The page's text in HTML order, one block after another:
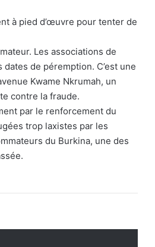
à pied d’œuvre pour tenter de
Les associations de
de péremption. C’est une
Kwame Nkrumah, un
contre la fraude.
par le renforcement du
trop laxistes par les
du Burkina, une des